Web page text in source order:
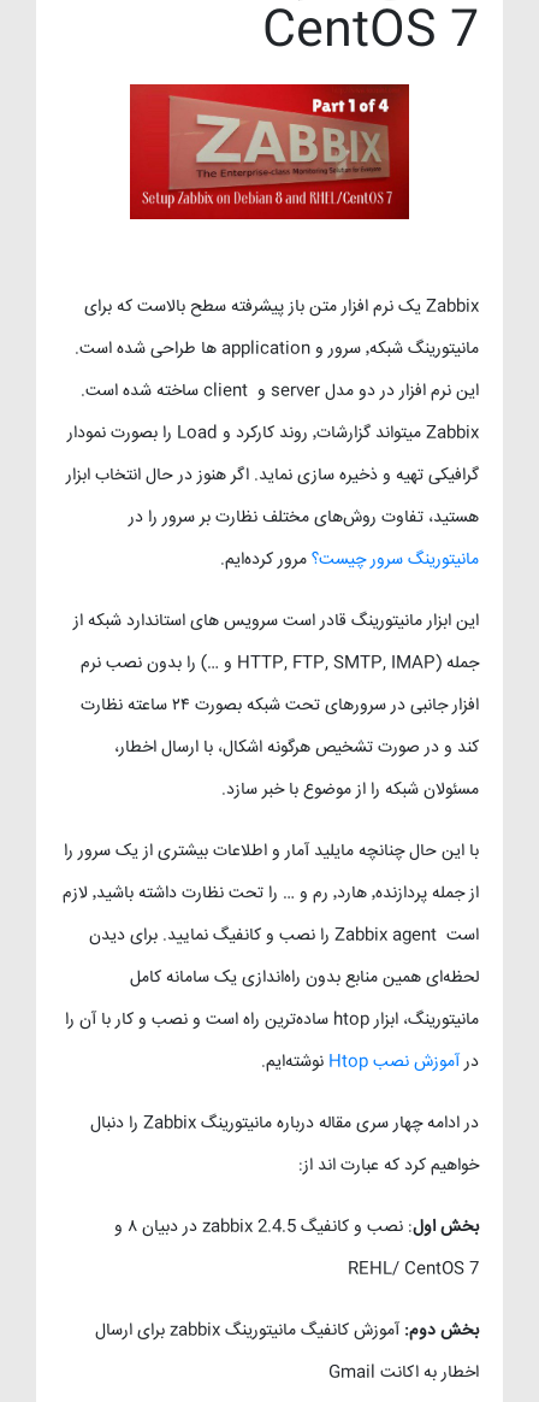
CentOS 7
Zabbix یک نرم افزار متن باز پیشرفته سطح بالاست که برای
مانیتورینگ شبکه٬ سرور و application ها طراحی شده است.
این نرم افزار در دو مدل server و client ساخته شده است.
Zabbix میتواند گزارشات٬ روند کارکرد و Load را بصورت نمودار
گرافیکی تهیه و ذخیره سازی نماید. اگر هنوز در حال انتخاب ابزار
هستید، تفاوت روش‌های مختلف نظارت بر سرور را در
مانیتورینگ سرور چیست؟مرور کرده‌ایم.
این ابزار مانیتورینگ قادر است سرویس های استاندارد شبکه از
جمله (HTTP, FTP, SMTP, IMAP و …) را بدون نصب نرم
افزار جانبی در سرورهای تحت شبکه بصورت ۲۴ ساعته نظارت
کند و در صورت تشخیص هرگونه اشکال، با ارسال اخطار،
مسئولان شبکه را از موضوع با خبر سازد.
با این حال چنانچه مایلید آمار و اطلاعات بیشتری از یک سرور را
از جمله پردازنده٬ هارد٬ رم و … را تحت نظارت داشته باشید٬ لازم
است Zabbix agent را نصب و کانفیگ نمایید. برای دیدن
لحظه‌ای همین منابع بدون راه‌اندازی یک سامانه کامل
مانیتورینگ، ابزار htop ساده‌ترین راه است و نصب و کار با آن را
درآموزش نصب Htop نوشته‌ایم.
در ادامه چهار سری مقاله درباره مانیتورینگ Zabbix را دنبال
خواهیم کرد که عبارت اند از:
بخش اول
: نصب و کانفیگ zabbix 2.4.5 در دبیان ۸ و
REHL/ CentOS 7
بخش دوم:
آموزش کانفیگ مانیتورینگ zabbix برای ارسال
اخطار به اکانت Gmail